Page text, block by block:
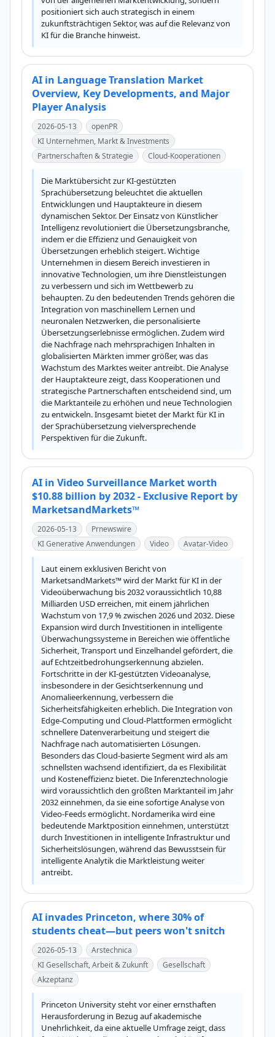
positioniert sich auch strategisch in einem
zukunftsträchtigen Sektor, was auf die Relevanz von
KI für die Branche hinweist.
AI in Language Translation Market
Overview, Key Developments, and Major
Player Analysis
2026-05-13
openPR
KI Unternehmen, Markt & Investments
Partnerschaften & Strategie
Cloud-Kooperationen
Die Marktübersicht zur KI-gestützten
Sprachübersetzung beleuchtet die aktuellen
Entwicklungen und Hauptakteure in diesem
dynamischen Sektor. Der Einsatz von Künstlicher
Intelligenz revolutioniert die Übersetzungsbranche,
indem er die Effizienz und Genauigkeit von
Übersetzungen erheblich steigert. Wichtige
Unternehmen in diesem Bereich investieren in
innovative Technologien, um ihre Dienstleistungen
zu verbessern und sich im Wettbewerb zu
behaupten. Zu den bedeutenden Trends gehören die
Integration von maschinellem Lernen und
neuronalen Netzwerken, die personalisierte
Übersetzungserlebnisse ermöglichen. Zudem wird
die Nachfrage nach mehrsprachigen Inhalten in
globalisierten Märkten immer größer, was das
Wachstum des Marktes weiter antreibt. Die Analyse
der Hauptakteure zeigt, dass Kooperationen und
strategische Partnerschaften entscheidend sind, um
die Marktanteile zu erhöhen und neue Technologien
zu entwickeln. Insgesamt bietet der Markt für KI in
der Sprachübersetzung vielversprechende
Perspektiven für die Zukunft.
AI in Video Surveillance Market worth
$10.88 billion by 2032 - Exclusive Report by
MarketsandMarkets™
2026-05-13
Prnewswire
KI Generative Anwendungen
Video Avatar-Video
Laut einem exklusiven Bericht von
MarketsandMarkets™ wird der Markt für KI in der
Videoüberwachung bis 2032 voraussichtlich 10,88
Milliarden USD erreichen, mit einem jährlichen
Wachstum von 17,9 % zwischen 2026 und 2032. Diese
Expansion wird durch Investitionen in intelligente
Überwachungssysteme in Bereichen wie öffentliche
Sicherheit, Transport und Einzelhandel gefördert, die
auf Echtzeitbedrohungserkennung abzielen.
Fortschritte in der KI-gestützten Videoanalyse,
insbesondere in der Gesichtserkennung und
Anomalieerkennung, verbessern die
Sicherheitsfähigkeiten erheblich. Die Integration von
Edge-Computing und Cloud-Plattformen ermöglicht
schnellere Datenverarbeitung und steigert die
Nachfrage nach automatisierten Lösungen.
Besonders das Cloud-basierte Segment wird als am
schnellsten wachsend identifiziert, da es Flexibilität
und Kosteneffizienz bietet. Die Inferenztechnologie
wird voraussichtlich den größten Marktanteil im Jahr
2032 einnehmen, da sie eine sofortige Analyse von
Video-Feeds ermöglicht. Nordamerika wird eine
bedeutende Marktposition einnehmen, unterstützt
durch Investitionen in intelligente Infrastruktur und
Sicherheitslösungen, während das Bewusstsein für
intelligente Analytik die Marktleistung weiter
antreibt.
AI invades Princeton, where 30% of
students cheat—but peers won't snitch
2026-05-13
Arstechnica
KI Gesellschaft, Arbeit & Zukunft
Gesellschaft
Akzeptanz
Princeton University steht vor einer ernsthaften
Herausforderung in Bezug auf akademische
Unehrlichkeit, da eine aktuelle Umfrage zeigt, dass